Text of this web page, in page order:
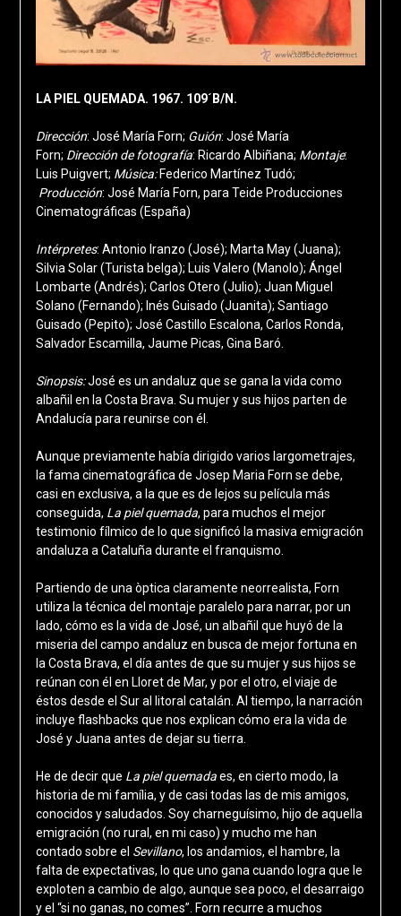
LA PIEL QUEMADA. 1967. 109´B/N.
Dirección: José María Forn; Guión: José María
Forn; Dirección de fotografía: Ricardo Albiñana; Montaje:
Luis Puigvert; Música:Federico Martínez Tudó;
Producción: José María Forn, para Teide Producciones
Cinematográficas (España)
Intérpretes: Antonio Iranzo (José); Marta May (Juana);
Silvia Solar (Turista belga); Luis Valero (Manolo); Ángel
Lombarte (Andrés); Carlos Otero (Julio); Juan Miguel
Solano (Fernando); Inés Guisado (Juanita); Santiago
Guisado (Pepito); José Castillo Escalona, Carlos Ronda,
Salvador Escamilla, Jaume Picas, Gina Baró.
Sinopsis:José es un andaluz que se gana la vida como
albañil en la Costa Brava. Su mujer y sus hijos parten de
Andalucía para reunirse con él.
Aunque previamente había dirigido varios largometrajes,
la fama cinematográfica de Josep Maria Forn se debe,
casi en exclusiva, a la que es de lejos su película más
conseguida, La piel quemada, para muchos el mejor
testimonio fílmico de lo que significó la masiva emigración
andaluza a Cataluña durante el franquismo.
Partiendo de una òptica claramente neorrealista, Forn
utiliza la técnica del montaje paralelo para narrar, por un
lado, cómo es la vida de José, un albañil que huyó de la
miseria del campo andaluz en busca de mejor fortuna en
la Costa Brava, el día antes de que su mujer y sus hijos se
reúnan con él en Lloret de Mar, y por el otro, el viaje de
éstos desde el Sur al litoral catalán. Al tiempo, la narración
incluye flashbacks que nos explican cómo era la vida de
José y Juana antes de dejar su tierra.
He de decir que La piel quemadaes, en cierto modo, la
historia de mi família, y de casi todas las de mis amigos,
conocidos y saludados. Soy charneguísimo, hijo de aquella
emigración (no rural, en mi caso) y mucho me han
contado sobre el Sevillano, los andamios, el hambre, la
falta de expectativas, lo que uno gana cuando logra que le
exploten a cambio de algo, aunque sea poco, el desarraigo
y el “si no ganas, no comes”. Forn recurre a muchos